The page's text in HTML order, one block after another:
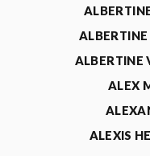
ALBERTINE
ALBERTINE
ALEX
ALEXIS